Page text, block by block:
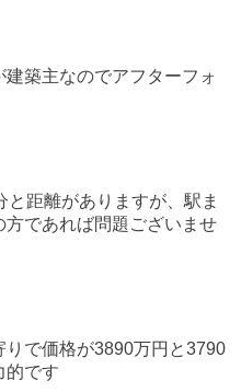
築主なのでアフターフォ
距離がありますが、駅ま
であれば問題ございませ
で価格が3890万円と3790
的です